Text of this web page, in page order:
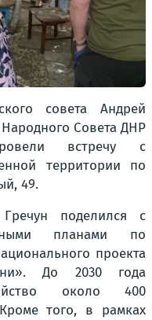
совета Андрей
Народного Совета ДНР
встречу с
территории по
49.
поделился с
планами по
проекта
До 2030 года
около 400
того, в рамках